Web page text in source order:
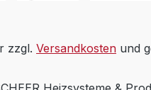
zzgl. Versandkosten und